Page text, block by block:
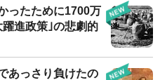
ったために1700万
進政策｣の悲劇的
あっさり負けたの